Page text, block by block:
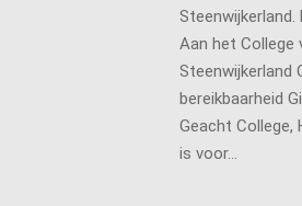
Aan het College
Steenwijkerland
bereikbaarheid
Geacht College,
is voor…